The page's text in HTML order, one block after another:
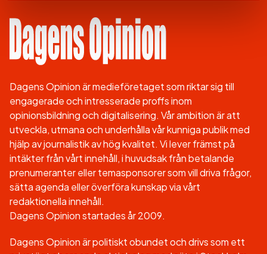
Dagens Opinion är medieföretaget som riktar sig till
engagerade och intresserade proffs inom
opinionsbildning och digitalisering. Vår ambition är att
utveckla, utmana och underhålla vår kunniga publik med
hjälp av journalistik av hög kvalitet. Vi lever främst på
intäkter från vårt innehåll, i huvudsak från betalande
prenumeranter eller temasponsorer som vill driva frågor,
sätta agenda eller överföra kunskap via vårt
redaktionella innehåll.
Dagens Opinion startades år 2009.
Dagens Opinion är politiskt obundet och drivs som ett